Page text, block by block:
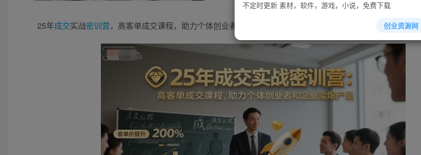
25年成交实战密训营，高客单成交课程，助力个体创业者和企业卖爆产品
不定时更新 素材，软件，游戏，小说，免费下载
创业资源网